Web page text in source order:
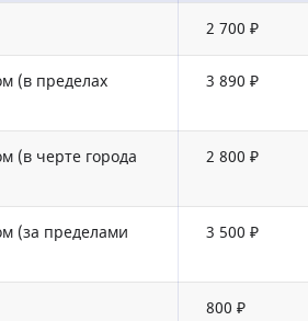
2 700 ₽
(в пределах
3 890 ₽
(в черте города
2 800 ₽
(за пределами
3 500 ₽
800 ₽